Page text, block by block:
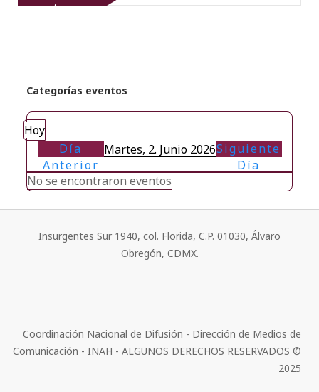
recientes
Categorías eventos
Hoy
Día
Anterior
Martes, 2. Junio 2026Siguiente
Día
No se encontraron eventos
Insurgentes Sur 1940, col. Florida, C.P. 01030, Álvaro
Obregón, CDMX.
Coordinación Nacional de Difusión - Dirección de Medios de
Comunicación - INAH - ALGUNOS DERECHOS RESERVADOS ©
2025